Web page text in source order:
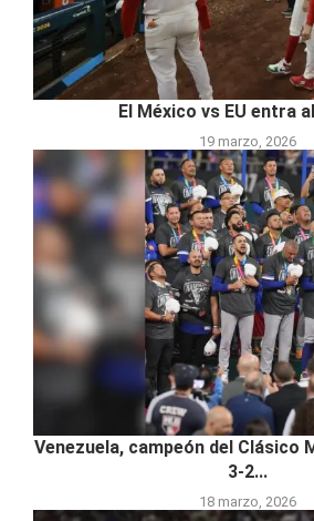
El México vs EU entra
19 marzo, 2026
Venezuela, campeón del Clásico
3-2...
18 marzo, 2026